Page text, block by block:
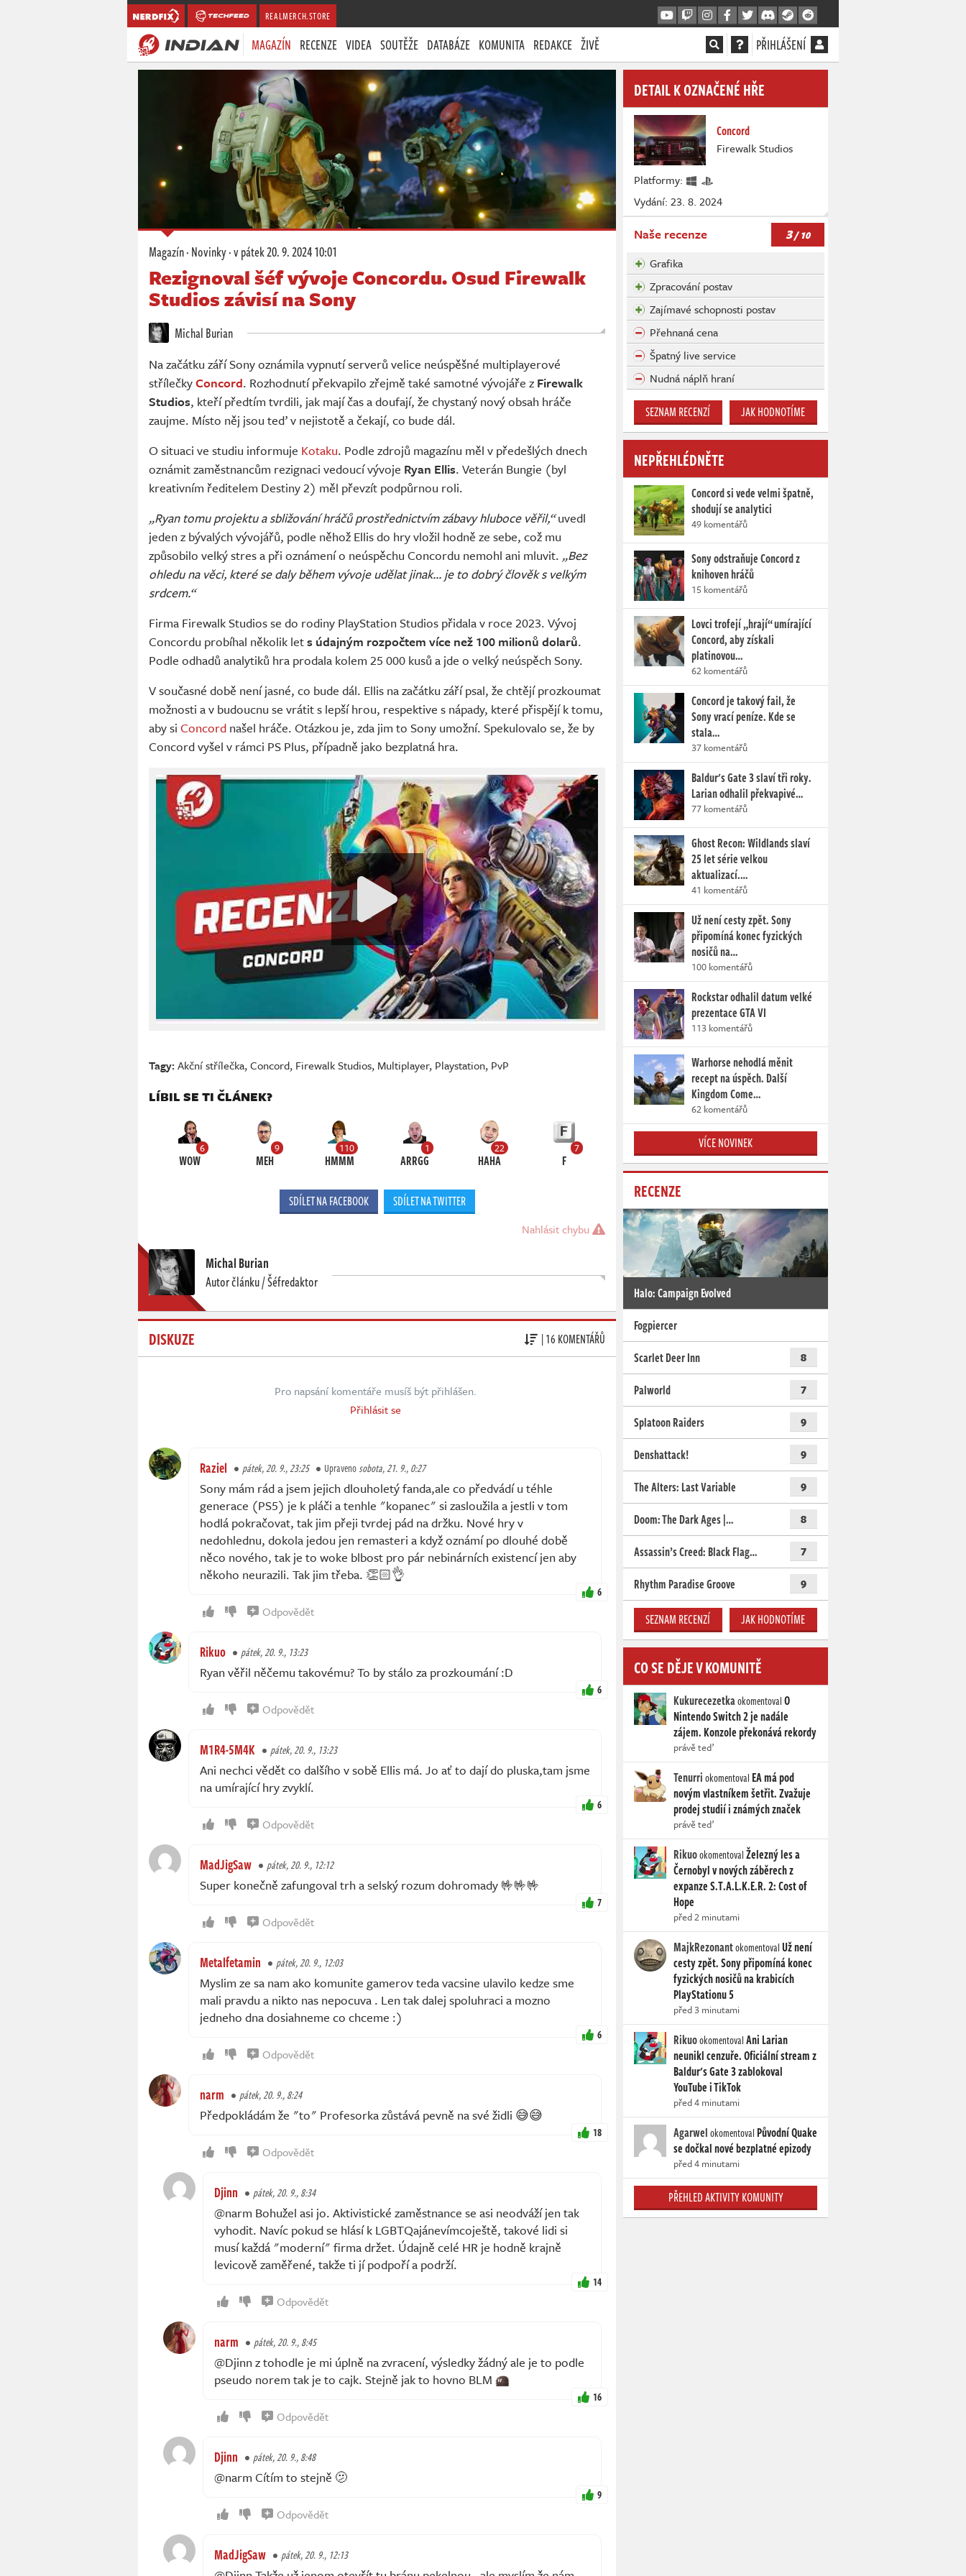
REALMERCH.STORE
MAGAZÍN RECENZE VIDEA SOUTĚŽE DATABÁZE KOMUNITA REDAKCE ŽIVĚ PŘIHLÁŠENÍ
Magazín·Novinky·v pátek20. 9. 2024 10:01
Rezignoval šéf vývoje Concordu. Osud Firewalk
Studios závisí na Sony
Michal Burian
Na začátku září Sony oznámila vypnutí serverů velice neúspěšné multiplayerové
střílečkyConcord. Rozhodnutí překvapilo zřejmě také samotné vývojáře z Firewalk
Studios, kteří předtím tvrdili, jak mají čas a doufají, že chystaný nový obsah hráče
zaujme. Místo něj jsou teď v nejistotě a čekají, co bude dál.
O situaci ve studiu informuje Kotaku. Podle zdrojů magazínu měl v předešlých dnech
oznámit zaměstnancům rezignaci vedoucí vývoje Ryan Ellis. Veterán Bungie (byl
kreativním ředitelem Destiny 2) měl převzít podpůrnou roli.
„Ryan tomu projektu a sbližování hráčů prostřednictvím zábavy hluboce věřil,“uvedl
jeden z bývalých vývojářů, podle něhož Ellis do hry vložil hodně ze sebe, což mu
způsobilo velký stres a při oznámení o neúspěchu Concordu nemohl ani mluvit. „Bez
ohledu na věci, které se daly během vývoje udělat jinak... je to dobrý člověk s velkým
srdcem.“
Firma Firewalk Studios se do rodiny PlayStation Studios přidala v roce 2023. Vývoj
Concordu probíhal několik lets údajným rozpočtem více než 100 milionů dolarů.
Podle odhadů analytiků hra prodala kolem 25 000 kusů a jde o velký neúspěch Sony.
V současné době není jasné, co bude dál. Ellis na začátku září psal, že chtějí prozkoumat
možnosti a v budoucnu se vrátit s lepší hrou, respektive s nápady, které přispějí k tomu,
aby si Concord našel hráče. Otázkou je, zda jim to Sony umožní. Spekulovalo se, že by
Concord vyšel v rámci PS Plus, případně jako bezplatná hra.
Tagy:Akční střílečka,Concord, Firewalk Studios, Multiplayer, Playstation, PvP
LÍBIL SE TI ČLÁNEK?
6
WOW
9
MEH
110
HMMM
1
ARRGG
22
HAHA
7
F
SDÍLET NA FACEBOOK SDÍLET NA TWITTER
Nahlásit chybu
Michal Burian
Autor článku / Šéfredaktor
DISKUZE | 16 KOMENTÁŘŮ
Pro napsání komentáře musíš být přihlášen.
Přihlásit se
Raziel pátek, 20. 9., 23:25 Upravenosobota, 21. 9., 0:27
Sony mám rád a jsem jejich dlouholetý fanda,ale co předvádí u téhle
generace (PS5) je k pláči a tenhle "kopanec" si zasloužila a jestli v tom
hodlá pokračovat, tak jim přeji tvrdej pád na držku. Nové hry v
nedohlednu, dokola jedou jen remasteri a když oznámí po dlouhé době
něco nového, tak je to woke blbost pro pár nebinárních existencí jen aby
někoho neurazili. Tak jim třeba. 👏🏻👌
6
Odpovědět
Rikuo pátek, 20. 9., 13:23
Ryan věřil něčemu takovému? To by stálo za prozkoumání :D
6
Odpovědět
M1R4-5M4K pátek, 20. 9., 13:23
Ani nechci vědět co dalšího v sobě Ellis má. Jo ať to dají do pluska,tam jsme
na umírající hry zvyklí.
6
Odpovědět
MadJigSaw pátek, 20. 9., 12:12
Super konečně zafungoval trh a selský rozum dohromady 🤟🤟🤟
7
Odpovědět
Metalfetamin pátek, 20. 9., 12:03
Myslim ze sa nam ako komunite gamerov teda vacsine ulavilo kedze sme
mali pravdu a nikto nas nepocuva . Len tak dalej spoluhraci a mozno
jedneho dna dosiahneme co chceme :)
6
Odpovědět
narm pátek, 20. 9., 8:24
Předpokládám že "to" Profesorka zůstává pevně na své židli 😅😅
18
Odpovědět
Djinn pátek, 20. 9., 8:34
@narm Bohužel asi jo. Aktivistické zaměstnance se asi neodváží jen tak
vyhodit. Navíc pokud se hlásí k LGBTQajánevímcoještě, takové lidi si
musí každá "moderní" firma držet. Údajně celé HR je hodně krajně
levicově zaměřené, takže ti jí podpoří a podrží.
14
Odpovědět
narm pátek, 20. 9., 8:45
@Djinn z tohodle je mi úplně na zvracení, výsledky žádný ale je to podle
pseudo norem tak je to cajk. Stejně jak to hovno BLM
16
Odpovědět
Djinn pátek, 20. 9., 8:48
@narm Cítím to stejně 🫤
9
Odpovědět
MadJigSaw pátek, 20. 9., 12:13
DETAIL K OZNAČENÉ HŘE
Concord
Firewalk Studios
Platformy:
Vydání: 23. 8. 2024
Naše recenze 3/ 10
Grafika
Zpracování postav
Zajímavé schopnosti postav
Přehnaná cena
Špatný live service
Nudná náplň hraní
SEZNAM RECENZÍ JAK HODNOTÍME
NEPŘEHLÉDNĚTE
Concord si vede velmi špatně,
shodují se analytici
49 komentářů
Sony odstraňuje Concord z
knihoven hráčů
15 komentářů
Lovci trofejí „hrají“ umírající
Concord, aby získali
platinovou…
62 komentářů
Concord je takový fail, že
Sony vrací peníze. Kde se
stala…
37 komentářů
Baldur's Gate 3 slaví tři roky.
Larian odhalil překvapivé…
77 komentářů
Ghost Recon: Wildlands slaví
25 let série velkou
aktualizací.…
41 komentářů
Už není cesty zpět. Sony
připomíná konec fyzických
nosičů na…
100 komentářů
Rockstar odhalil datum velké
prezentace GTA VI
113 komentářů
Warhorse nehodlá měnit
recept na úspěch. Další
Kingdom Come…
62 komentářů
VÍCE NOVINEK
RECENZE
Halo: Campaign Evolved
Fogpiercer
Scarlet Deer Inn
8
Palworld 7
Splatoon Raiders 9
Denshattack! 9
The Alters: Last Variable 9
Doom: The Dark Ages |… 8
Assassin’s Creed: Black Flag… 7
Rhythm Paradise Groove 9
SEZNAM RECENZÍ JAK HODNOTÍME
CO SE DĚJE V KOMUNITĚ
KukurecezetkaokomentovalO
Nintendo Switch 2 je nadále
zájem. Konzole překonává rekordy
právě teď
Tenurriokomentoval EA má pod
novým vlastníkem šetřit. Zvažuje
prodej studií i známých značek
právě teď
RikuookomentovalŽelezný les a
Černobyl v nových záběrech z
expanze S.T.A.L.K.E.R. 2: Cost of
Hope
před 2 minutami
MajkRezonantokomentovalUž není
cesty zpět. Sony připomíná konec
fyzických nosičů na krabicích
PlayStationu 5
před 3 minutami
RikuookomentovalAni Larian
neunikl cenzuře. Oficiální stream z
Baldur's Gate 3 zablokoval
YouTube i TikTok
před 4 minutami
Agarwelokomentoval Původní Quake
se dočkal nové bezplatné epizody
před 4 minutami
PŘEHLED AKTIVITY KOMUNITY